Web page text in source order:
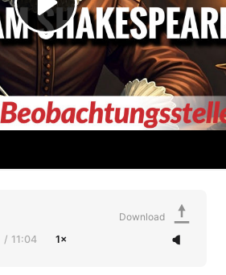
/ 11:04 1×
Download